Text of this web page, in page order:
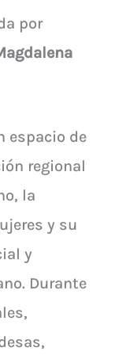
por
espacio de
regional
la
y su
y
Durante